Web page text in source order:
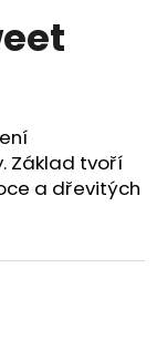
Základ tvoří
a dřevitých